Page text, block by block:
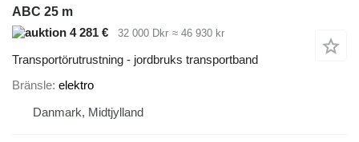
ABC 25 m
4 281 €
32 000 Dkr ≈ 46 930 kr
Transportörutrustning - jordbruks transportband
Bränsle elektro
Danmark, Midtjylland